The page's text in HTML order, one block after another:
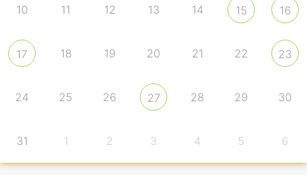
10 11 12 13 14 15 16
17 18 19 20 21 22 23
24 25 26 27 28 29 30
31 1 2 3 4 5 6